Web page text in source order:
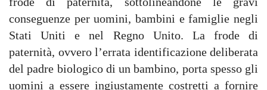
conseguenze per uomini, bambini e famiglie negli
Stati Uniti e nel Regno Unito. La frode di
paternità, ovvero l’errata identificazione deliberata
del padre biologico di un bambino, porta spesso gli
uomini a essere ingiustamente costretti a fornire